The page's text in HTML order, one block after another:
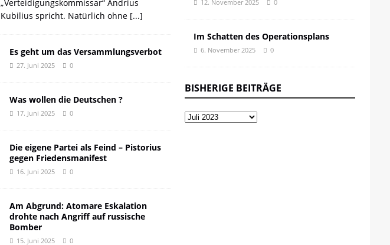
„Verteidigungskommissar“ Andrius
Kubilius spricht. Natürlich ohne [...]
Es geht um das Versammlungsverbot
27. Juni 2025 0
Was wollen die Deutschen ?
17. Juni 2025 0
Die eigene Partei als Feind – Pistorius
gegen Friedensmanifest
16. Juni 2025 0
Am Abgrund: Atomare Eskalation
drohte nach Angriff auf russische
Bomber
15. Juni 2025 0
12. November 2025 0
Im Schatten des Operationsplans
6. November 2025 0
BISHERIGE BEITRÄGE